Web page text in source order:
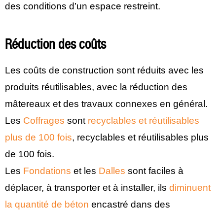
des conditions d’un espace restreint.
Réduction des coûts
Les coûts de construction sont réduits avec les
produits réutilisables, avec la réduction des
mâtereaux et des travaux connexes en général.
Les Coffrages sont recyclables et réutilisables
plus de 100 fois, recyclables et réutilisables plus
de 100 fois.
Les Fondations et les Dalles sont faciles à
déplacer, à transporter et à installer, ils diminuent
la quantité de béton encastré dans des